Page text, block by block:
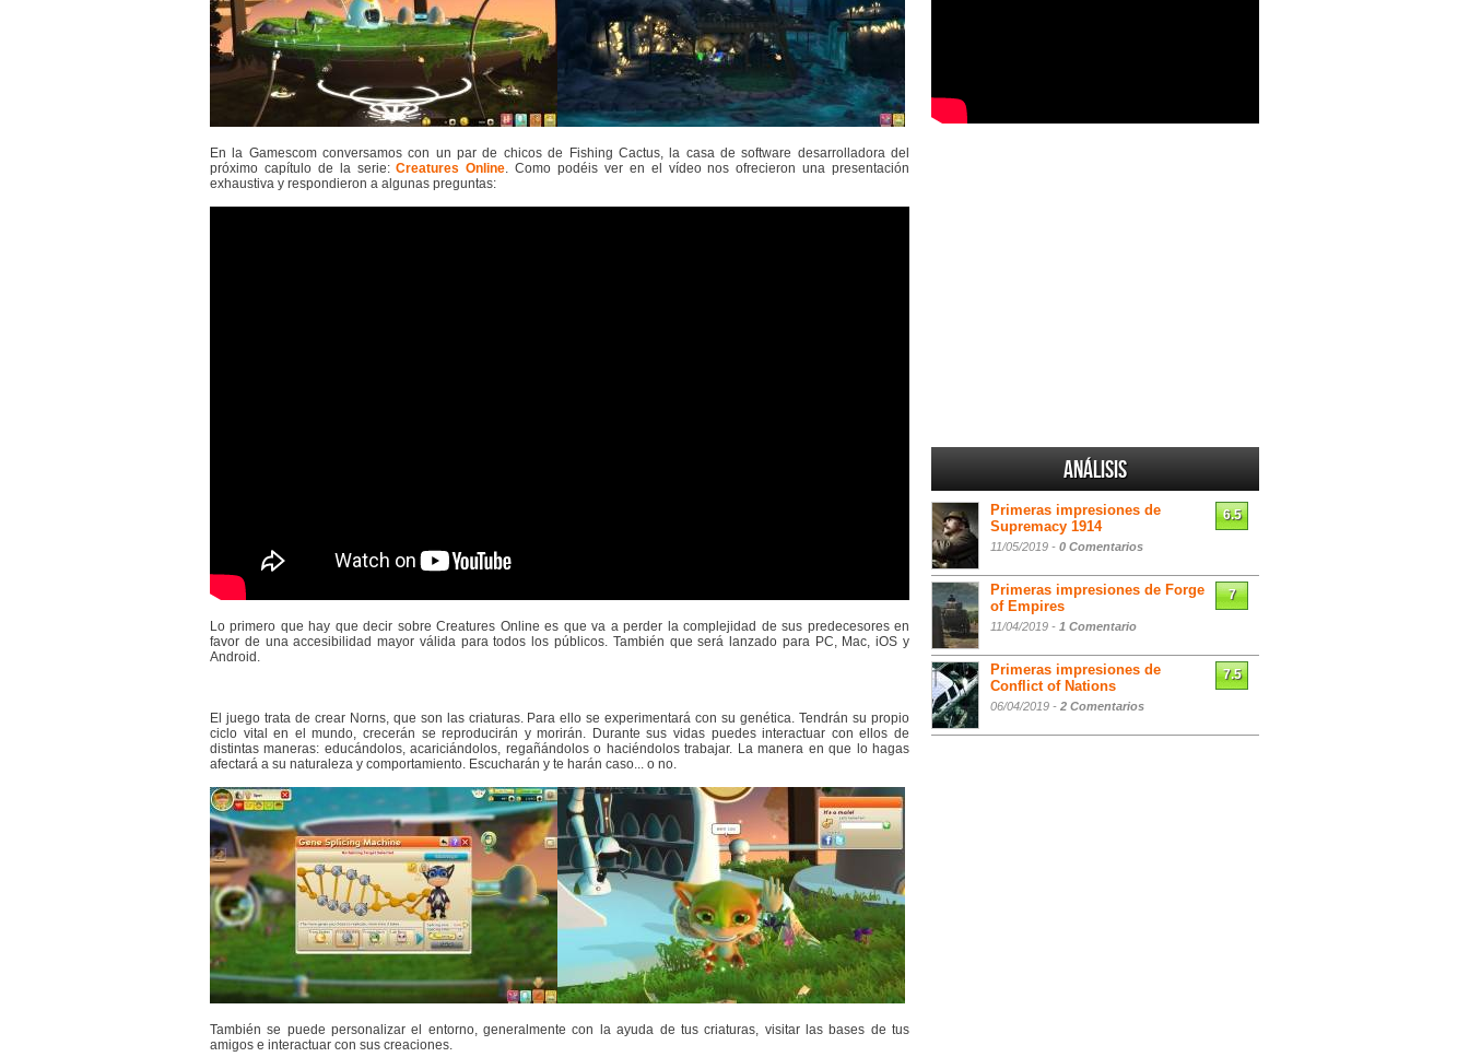
En la Gamescom conversamos con un par de chicos de Fishing Cactus, la casa de software desarrolladora del
próximo capítulo de la serie:Creatures Online. Como podéis ver en el vídeo nos ofrecieron una presentación
exhaustiva y respondieron a algunas preguntas:
Lo primero que hay que decir sobre Creatures Online es que va a perder la complejidad de sus predecesores en
favor de una accesibilidad mayor válida para todos los públicos. También que será lanzado para PC, Mac, iOS y
Android.
El juego trata de crear Norns, que son las criaturas. Para ello se experimentará con su genética. Tendrán su propio
ciclo vital en el mundo, crecerán se reproducirán y morirán. Durante sus vidas puedes interactuar con ellos de
distintas maneras: educándolos, acariciándolos, regañándolos o haciéndolos trabajar. La manera en que lo hagas
afectará a su naturaleza y comportamiento. Escucharán y te harán caso... o no.
También se puede personalizar el entorno, generalmente con la ayuda de tus criaturas, visitar las bases de tus
amigos e interactuar con sus creaciones.
Análisis
Primeras impresiones de
Supremacy 1914
11/05/2019 - 0 Comentarios
6.5
Primeras impresiones de Forge
of Empires
11/04/2019 - 1 Comentario
7
Primeras impresiones de
Conflict of Nations
06/04/2019 - 2 Comentarios
7.5